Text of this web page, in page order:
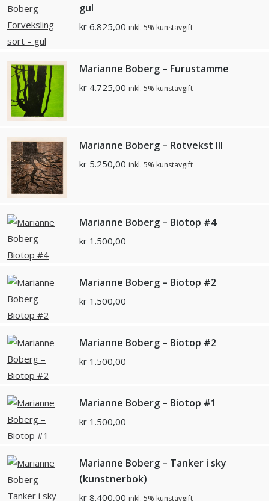
gul
kr 6.825,00 inkl. 5% kunstavgift
Marianne Boberg – Furustamme
kr 4.725,00 inkl. 5% kunstavgift
Marianne Boberg – Rotvekst III
kr 5.250,00 inkl. 5% kunstavgift
Marianne Boberg – Biotop #4
kr 1.500,00
Marianne Boberg – Biotop #2
kr 1.500,00
Marianne Boberg – Biotop #2
kr 1.500,00
Marianne Boberg – Biotop #1
kr 1.500,00
Marianne Boberg – Tanker i sky
(kunstnerbok)
kr 8.400,00 inkl. 5% kunstavgift